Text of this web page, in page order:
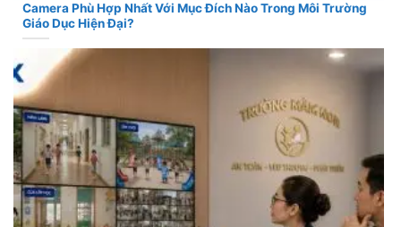
Camera Phù Hợp Nhất Với Mục Đích Nào Trong Môi Trường
Giáo Dục Hiện Đại?